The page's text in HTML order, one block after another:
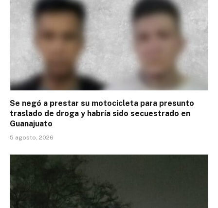
Se negó a prestar su motocicleta para presunto
traslado de droga y habría sido secuestrado en
Guanajuato
5 agosto, 2026